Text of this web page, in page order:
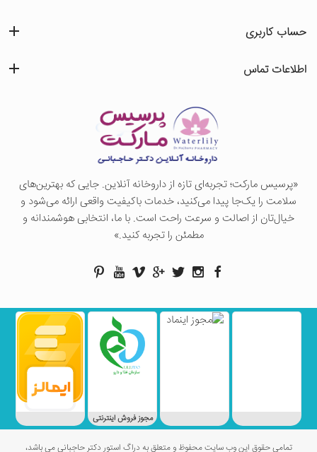
«پرسيس ماركت؛ تجربه‌ای تازه از داروخانه آنلاین. جایی که بهترین‌های
سلامت را یک‌جا پیدا می‌کنید، خدمات باکیفیت واقعی ارائه می‌شود و
خیال‌تان از اصالت و سرعت راحت است. با ما، انتخابی هوشمندانه و
مطمئن را تجربه کنید.»
حساب کاربری
اطلاعات تماس
مجوز فروش اینترنتی
تمامی حقوق این وب سایت محفوظ و متعلق به دراگ استور دکتر حاجبانی می باشد،